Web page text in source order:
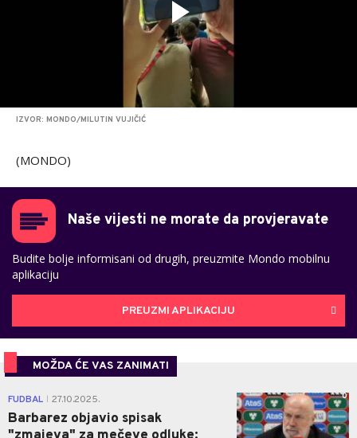
IZVOR: MONDO/MILUTIN VUJIČIĆ
(MONDO)
Naše vijesti ne morate da provjeravate
Budite bolje informisani od drugih, preuzmite Mondo mobilnu
aplikaciju
PREUZMI APLIKACIJU
MOŽDA ĆE VAS ZANIMATI
FUDBAL 27.10.2025.
Barbarez objavio spisak
0